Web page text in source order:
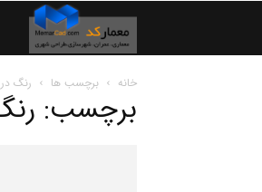
| خانه برچسب ها رنگ
برچسب: